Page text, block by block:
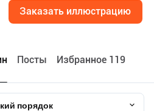
Заказать иллюстрацию
Посты Избранное 119
порядок